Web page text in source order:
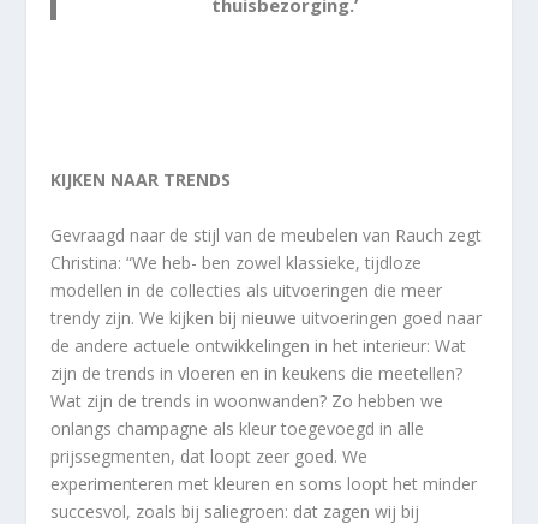
thuisbezorging.’
KIJKEN NAAR TRENDS
Gevraagd naar de stijl van de meubelen van Rauch zegt
Christina: “We heb- ben zowel klassieke, tijdloze
modellen in de collecties als uitvoeringen die meer
trendy zijn. We kijken bij nieuwe uitvoeringen goed naar
de andere actuele ontwikkelingen in het interieur: Wat
zijn de trends in vloeren en in keukens die meetellen?
Wat zijn de trends in woonwanden? Zo hebben we
onlangs champagne als kleur toegevoegd in alle
prijssegmenten, dat loopt zeer goed. We
experimenteren met kleuren en soms loopt het minder
succesvol, zoals bij saliegroen: dat zagen wij bij